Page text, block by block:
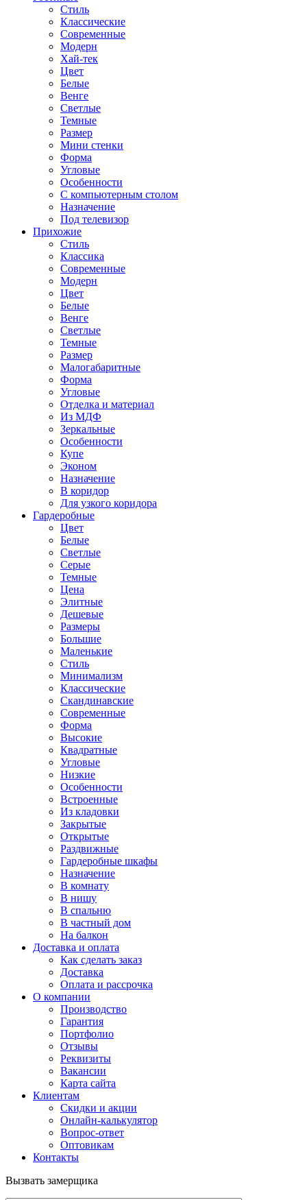
Стиль
Классические
Современные
Модерн
Хай-тек
Цвет
Белые
Венге
Светлые
Темные
Размер
Мини стенки
Форма
Угловые
Особенности
С компьютерным столом
Назначение
Под телевизор
Прихожие
Стиль
Классика
Современные
Модерн
Цвет
Белые
Венге
Светлые
Темные
Размер
Малогабаритные
Форма
Угловые
Отделка и материал
Из МДФ
Зеркальные
Особенности
Купе
Эконом
Назначение
В коридор
Для узкого коридора
Гардеробные
Цвет
Белые
Светлые
Серые
Темные
Цена
Элитные
Дешевые
Размеры
Большие
Маленькие
Стиль
Минимализм
Классические
Скандинавские
Современные
Форма
Высокие
Квадратные
Угловые
Низкие
Особенности
Встроенные
Из кладовки
Закрытые
Открытые
Раздвижные
Гардеробные шкафы
Назначение
В комнату
В нишу
В спальню
В частный дом
На балкон
Доставка и оплата
Как сделать заказ
Доставка
Оплата и рассрочка
О компании
Производство
Гарантия
Портфолио
Отзывы
Реквизиты
Вакансии
Карта сайта
Клиентам
Скидки и акции
Онлайн-калькулятор
Вопрос-ответ
Оптовикам
Контакты
Вызвать замерщика